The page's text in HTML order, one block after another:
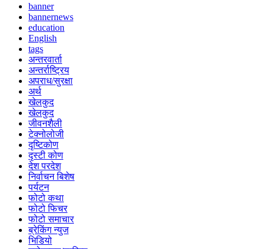
banner
bannernews
education
English
tags
अन्तरवार्ता
अन्तर्राष्ट्रिय
अपराध/सुरक्षा
अर्थ
खेलकुद
खेलकुद
जीवनशैली
टेक्नोलोजी
दृष्टिकोण
दृस्टी कोण
देश परदेश
निर्वाचन बिशेष
पर्यटन
फोटो कथा
फोटो फिचर
फोटो समाचार
ब्रेकिंग न्युज
भिडियो